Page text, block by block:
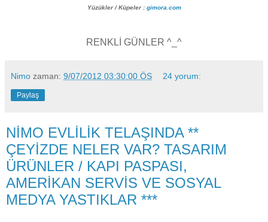
Yüzükler / Küpeler : gimora.com
RENKLİ GÜNLER ^_^
Nimo zaman: 9/07/2012 03:30:00 ÖS 24 yorum:
Paylaş
NİMO EVLİLİK TELAŞINDA **
ÇEYİZDE NELER VAR? TASARIM
ÜRÜNLER / KAPI PASPASI,
AMERİKAN SERVİS VE SOSYAL
MEDYA YASTIKLAR ***